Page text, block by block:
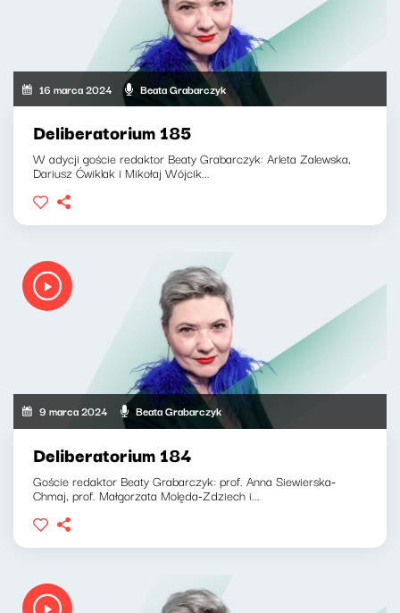
16 marca 2024 Beata Grabarczyk
Deliberatorium 185
W adycji goście redaktor Beaty Grabarczyk: Arleta Zalewska,
Dariusz Ćwiklak i Mikołaj Wójcik...
9 marca 2024 Beata Grabarczyk
Deliberatorium 184
Goście redaktor Beaty Grabarczyk: prof. Anna Siewierska-
Chmaj, prof. Małgorzata Molęda-Zdziech i...